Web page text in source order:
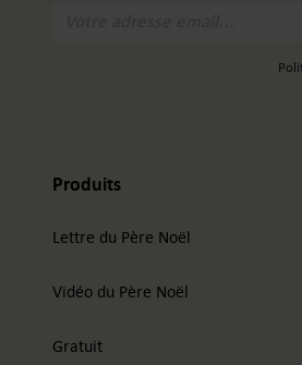
Produits
Lettre du Père Noël
Vidéo du Père Noël
Gratuit